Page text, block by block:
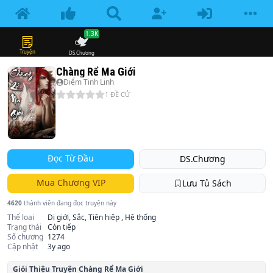
Truyện DS.Chương
1.3K
Chàng Rể Ma Giới
Điểm Tinh Linh
1 ĐỀ CỬ
Đọc Từ Đầu DS.Chương
Mua Chương VIP Lưu Tủ Sách
4620 thành viên đang đọc truyện này
Thể loại
Dị giới, Sắc, Tiên hiệp , Hệ thống
Trạng thái
Còn tiếp
Số chương 1274
Cập nhật
3y ago
Giói Thiệu Truyện Chàng Rể Ma Giới